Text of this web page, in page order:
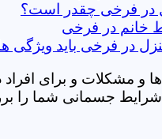
در فرخی چقدر است؟
خانم در فرخی
در فرخی باید ویژگی
ها و مشکلات و برای
شرایط جسمانی شما را